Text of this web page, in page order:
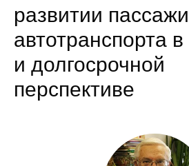
Научные подразделения
Администрация
Сотрудники
Противодействие
развитии
автотранспорта
и долгосрочной
перспективе